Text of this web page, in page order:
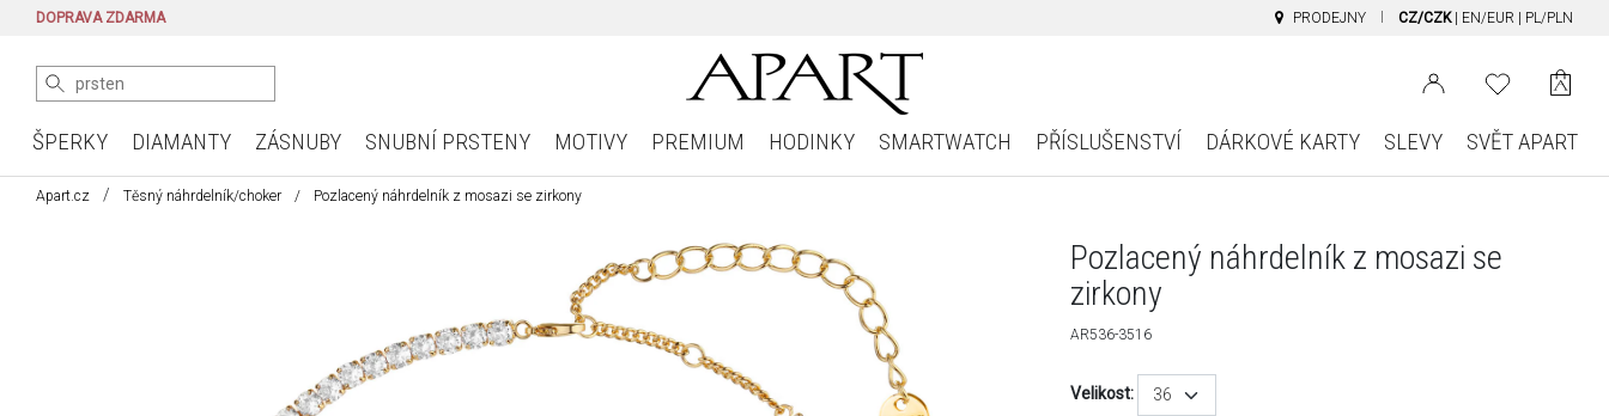
DOPRAVA ZDARMA PRODEJNY CZ/CZK EN/EUR PL/PLN
ŠPERKY DIAMANTY ZÁSNUBY SNUBNÍ PRSTENY MOTIVY PREMIUM HODINKY SMARTWATCH PŘÍSLUŠENSTVÍ DÁRKOVÉ KARTY SLEVY SVĚT APART
Apart.cz Těsný náhrdelník/choker Pozlacený náhrdelník z mosazi se zirkony
Pozlacený náhrdelník z mosazi se
zirkony
AR536-3516
Velikost: 36